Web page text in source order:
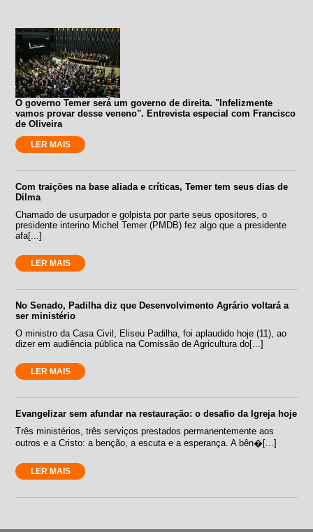
O governo Temer será um governo de direita. "Infelizmente
vamos provar desse veneno". Entrevista especial com Francisco
de Oliveira
LER MAIS
Com traições na base aliada e críticas, Temer tem seus dias de
Dilma
Chamado de usurpador e golpista por parte seus opositores, o
presidente interino Michel Temer (PMDB) fez algo que a presidente
afa[...]
LER MAIS
No Senado, Padilha diz que Desenvolvimento Agrário voltará a
ser ministério
O ministro da Casa Civil, Eliseu Padilha, foi aplaudido hoje (11), ao
dizer em audiência pública na Comissão de Agricultura do[...]
LER MAIS
Evangelizar sem afundar na restauração: o desafio da Igreja hoje
Três ministérios, três serviços prestados permanentemente aos
outros e a Cristo: a benção, a escuta e a esperança. A bên�[...]
LER MAIS